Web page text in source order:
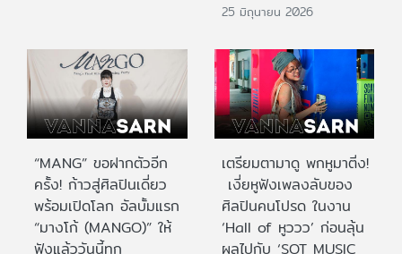
25 มิถุนายน 2026
“MANG” ขอฝากตัวอีก
ครั้ง! ก้าวสู่ศิลปินเดี่ยว
พร้อมเปิดโลก อัลบั้มแรก
“มางโก้ (MANGO)” ให้
ฟังแล้ววันนี้ทุก
เตรียมตามาดู พกหูมาติ่ง!
เงี่ยหูฟังเพลงลับของ
ศิลปินคนโปรด ในงาน
‘Hall of หูววว’ ก่อนลุ้น
ผลไปกับ ‘SOT MUSIC